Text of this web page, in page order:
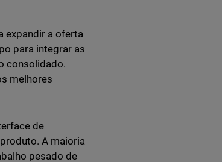
expandir a oferta
para integrar as
consolidado.
melhores
de
A maioria
pesado de